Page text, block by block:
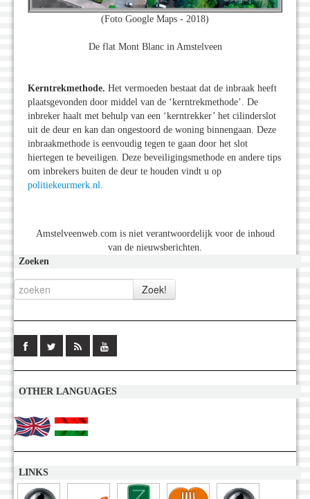
(Foto Google Maps - 2018)
De flat Mont Blanc in Amstelveen
Kerntrekmethode. Het vermoeden bestaat dat de inbraak heeft
plaatsgevonden door middel van de ‘kerntrekmethode’. De
inbreker haalt met behulp van een ‘kerntrekker’ het cilinderslot
uit de deur en kan dan ongestoord de woning binnengaan. Deze
inbraakmethode is eenvoudig tegen te gaan door het slot
hiertegen te beveiligen. Deze beveiligingsmethode en andere tips
om inbrekers buiten de deur te houden vindt u op
politiekeurmerk.nl.
Amstelveenweb.com is niet verantwoordelijk voor de inhoud
van de nieuwsberichten.
Zoeken
OTHER LANGUAGES
LINKS